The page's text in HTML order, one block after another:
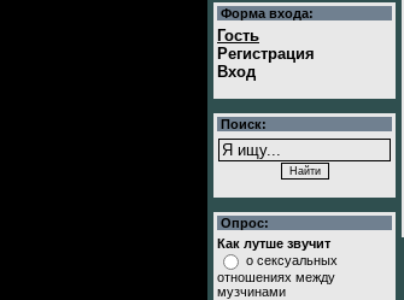
Форма входа:
Гость
Регистрация
Вход
Поиск:
Опрос:
Как лутше звучит
о сексуальных
отношениях между
музчинами